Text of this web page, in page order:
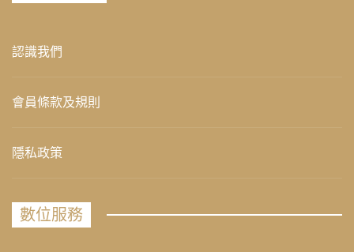
認識我們
會員條款及規則
隱私政策
數位服務